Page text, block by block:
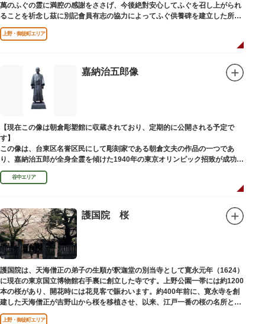
萬のふぐの霊に満腔の感謝をささげ、今後絶對安心してふぐを召し上がられ
ることを祈念し茲に別記會員有志の協力によってふぐ供養碑を建立した所以
であります」と刻まれています。
上野・御徒町エリア
嘉納治五郎像
【現在この像は朝倉彫塑館に収蔵されており、定期的に公開される予定で
す】
この像は、台東区名誉区民にして彫刻家である朝倉文夫の作品の一つであ
り、嘉納治五郎が全身全霊を傾けた1940年の東京オリンピック招致が成功
（のちに返上）した、1936年に制作されました。
朝倉文夫は、1907～1910年ころに嘉納と知り合ったと推察されます。その
後も縁があり、嘉納の人柄や骨格などを熟知していた朝倉は、嘉納の海外出
ポーズは、嘉納の柔道家としての「不動の姿勢」を意識したと思われます。
谷中エリア
護国院 桜
護国院は、天海僧正の弟子の生順が釈迦堂の別当寺として寛永元年（1624）
に現在の東京国立博物館右手裏に創立した寺です。上野公園一帯には約1200
本の桜があり、開花時には花見客で賑わいます。約400年前に、寛永寺を創
建した天海僧正が吉野山から桜を移植させ、以来、江戸一番の桜の名所とし
て今日に及んでいます。
上野・御徒町エリア